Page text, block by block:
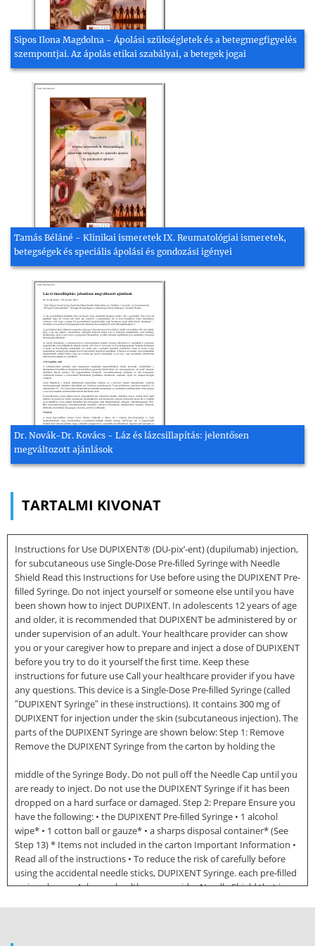
Sipos Ilona Magdolna - Ápolási szükségletek és a betegmegfigyelés
szempontjai. Az ápolás etikai szabályai, a betegek jogai
Tamás Béláné - Klinikai ismeretek IX. Reumatológiai ismeretek,
betegségek és speciális ápolási és gondozási igényei
Dr. Novák-Dr. Kovács - Láz és lázcsillapítás: jelentősen
megváltozott ajánlások
TARTALMI KIVONAT
Instructions for Use DUPIXENT® (DU-pix’-ent) (dupilumab) injection,
for subcutaneous use Single-Dose Pre-ﬁlled Syringe with Needle
Shield Read this Instructions for Use before using the DUPIXENT Pre-
ﬁlled Syringe. Do not inject yourself or someone else until you have
been shown how to inject DUPIXENT. In adolescents 12 years of age
and older, it is recommended that DUPIXENT be administered by or
under supervision of an adult. Your healthcare provider can show
you or your caregiver how to prepare and inject a dose of DUPIXENT
before you try to do it yourself the ﬁrst time. Keep these
instructions for future use Call your healthcare provider if you have
any questions. This device is a Single-Dose Pre-ﬁlled Syringe (called
″DUPIXENT Syringe″ in these instructions). It contains 300 mg of
DUPIXENT for injection under the skin (subcutaneous injection). The
parts of the DUPIXENT Syringe are shown below: Step 1: Remove
Remove the DUPIXENT Syringe from the carton by holding the
middle of the Syringe Body. Do not pull off the Needle Cap until you
are ready to inject. Do not use the DUPIXENT Syringe if it has been
dropped on a hard surface or damaged. Step 2: Prepare Ensure you
have the following: • the DUPIXENT Pre-ﬁlled Syringe • 1 alcohol
wipe* • 1 cotton ball or gauze* • a sharps disposal container* (See
Step 13) * Items not included in the carton Important Information •
Read all of the instructions • To reduce the risk of carefully before
using the accidental needle sticks, DUPIXENT Syringe. each pre-ﬁlled
syringe has a • Ask your healthcare provider Needle Shield that is